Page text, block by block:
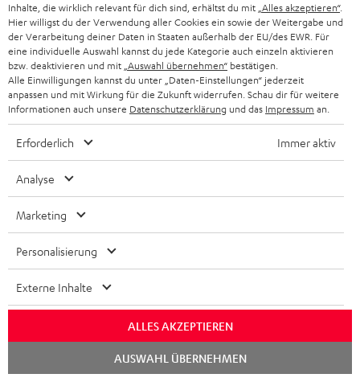
„Der Sound hat uns sofort überzeugt…“
www.play-experience.com
19.04.2024
Mehr...
„Ordentliche In-Ears zum vernünftigen Preis!“
Mehr...
Inhalte, die wirklich relevant für dich sind, erhältst du mit „Alles akzeptieren“.
Hier willigst du der Verwendung aller Cookies ein sowie der Weitergabe und
der Verarbeitung deiner Daten in Staaten außerhalb der EU/des EWR. Für
eine individuelle Auswahl kannst du jede Kategorie auch einzeln aktivieren
bzw. deaktivieren und mit „Auswahl übernehmen“ bestätigen.
Alle Einwilligungen kannst du unter „Daten-Einstellungen“ jederzeit
anpassen und mit Wirkung für die Zukunft widerrufen. Schau dir für weitere
Informationen auch unsere Datenschutzerklärung und das Impressum an.
Erforderlich Immer aktiv
Analyse
Marketing
Personalisierung
Externe Inhalte
ALLES AKZEPTIEREN
AUSWAHL ÜBERNEHMEN